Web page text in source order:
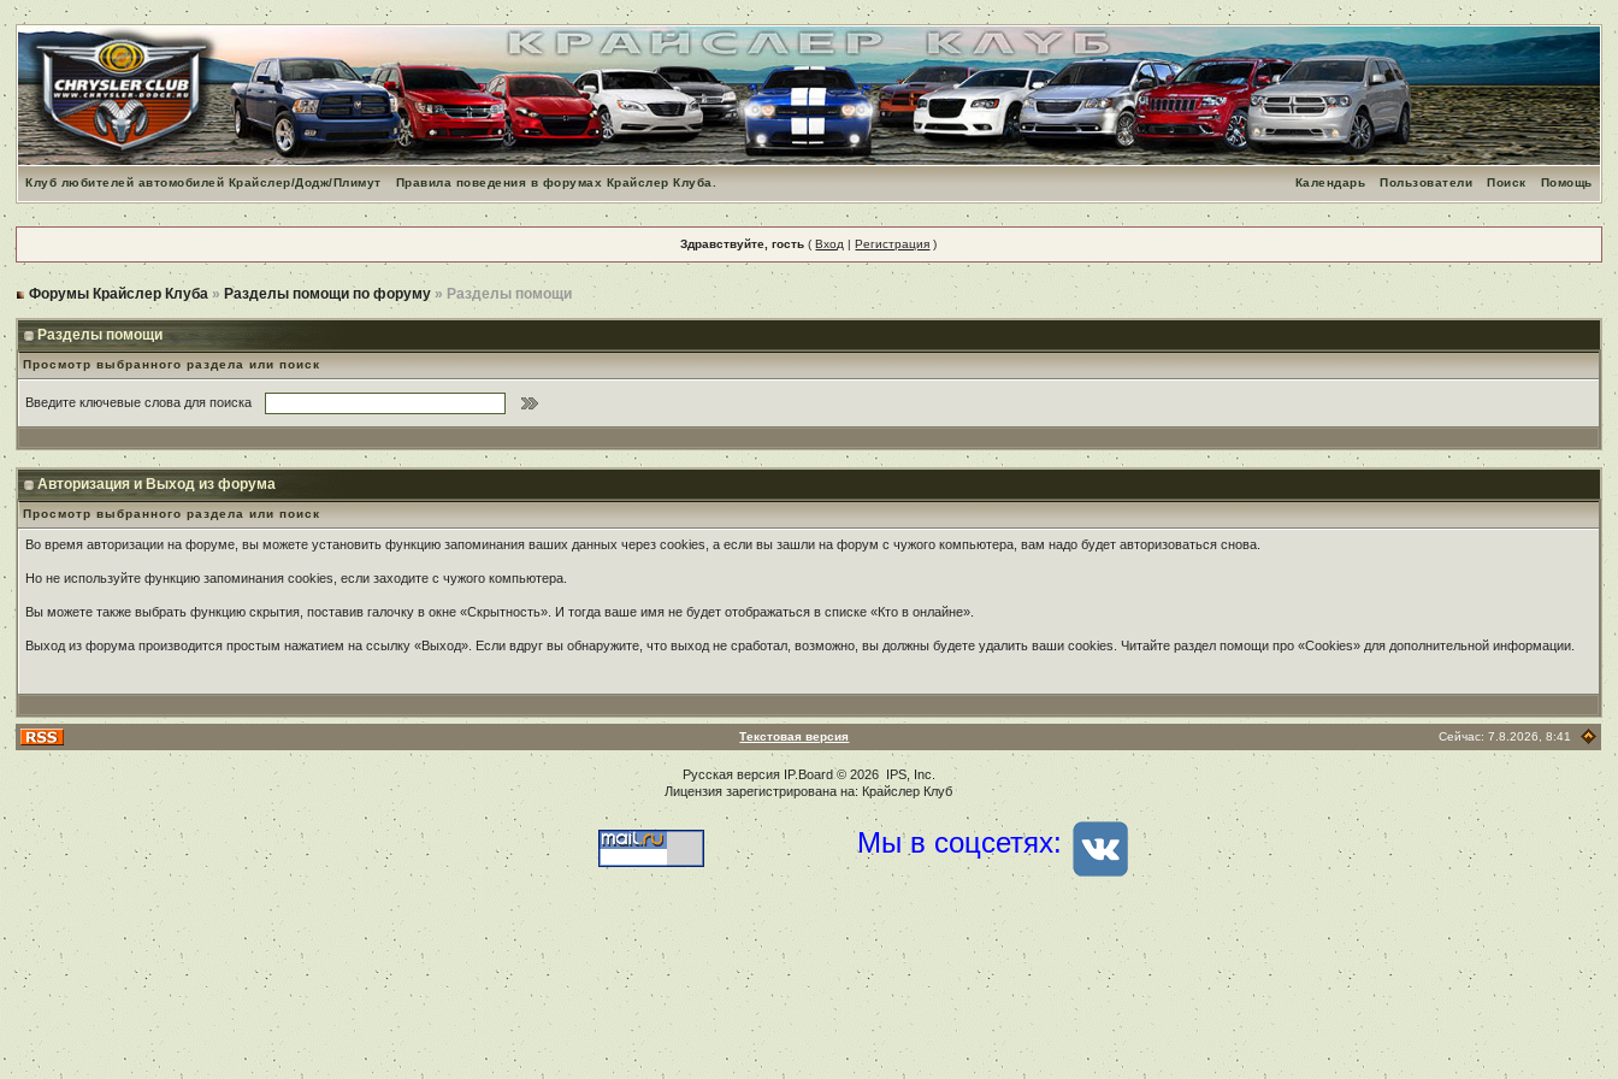
Клуб любителей автомобилей Крайслер/Додж/Плимут Правила поведения в форумах Крайслер Клуба. Помощь
Поиск
Пользователи
Календарь
Здравствуйте, гость (Вход |Регистрация )
Форумы Крайслер Клуба »Разделы помощи по форуму » Разделы помощи
Разделы помощи
Просмотр выбранного раздела или поиск
Введите ключевые слова для поиска
Авторизация и Выход из форума
Просмотр выбранного раздела или поиск
Во время авторизации на форуме, вы можете установить функцию запоминания ваших данных через cookies, а если вы зашли на форум с чужого компьютера, вам надо будет авторизоваться снова.
Но не используйте функцию запоминания cookies, если заходите с чужого компьютера.
Вы можете также выбрать функцию скрытия, поставив галочку в окне «Скрытность». И тогда ваше имя не будет отображаться в списке «Кто в онлайне».
Выход из форума производится простым нажатием на ссылку «Выход». Если вдруг вы обнаружите, что выход не сработал, возможно, вы должны будете удалить ваши cookies. Читайте раздел помощи про «Cookies» для дополнительной информации.
Текстовая версия Сейчас: 7.8.2026, 8:41
Русская версия IP.Board© 2026 IPS, Inc
Лицензия зарегистрирована на: Крайслер Клуб
Мы в соцсетях: